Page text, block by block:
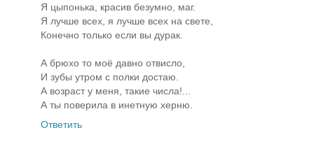
Я цыпонька, красив безумно, маг.
Я лучше всех, я лучше всех на свете,
Конечно только если вы дурак.
А брюхо то моё давно отвисло,
И зубы утром с полки достаю.
А возраст у меня, такие числа!...
А ты поверила в инетную херню.
Ответить